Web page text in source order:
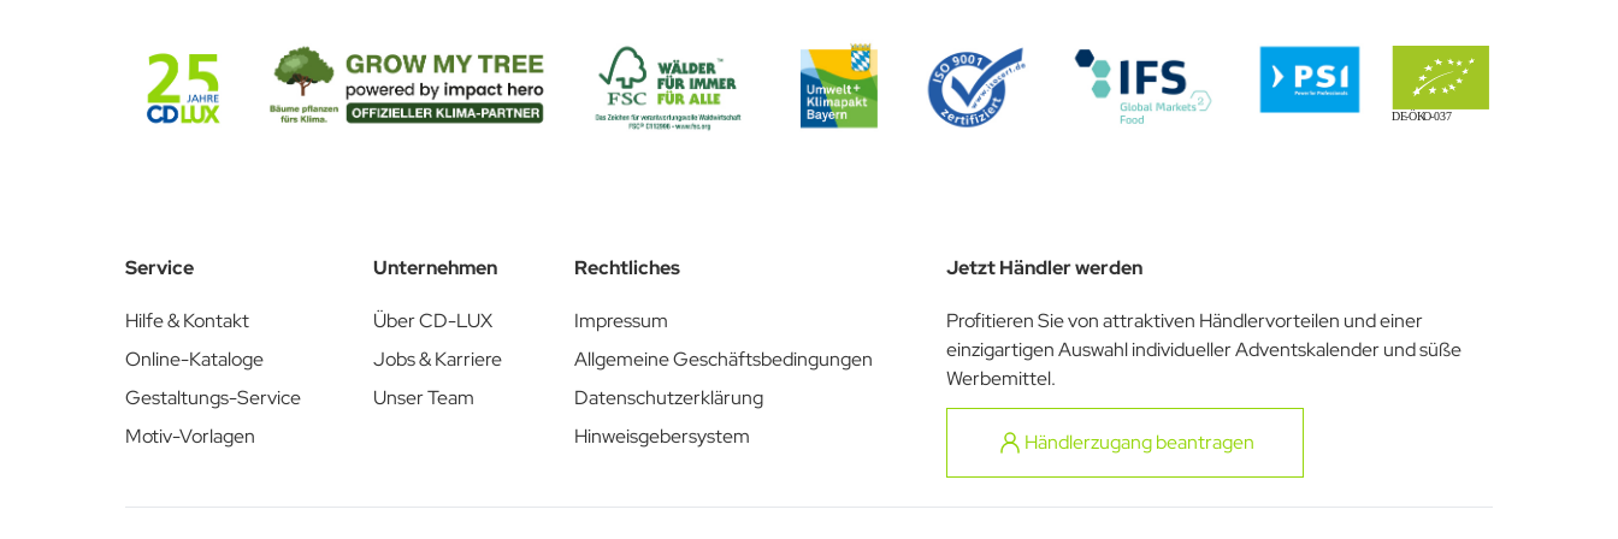
Laden Sie hier die passende Stanzkontur herunter:
Stanzkontur PDF & AI
Service
Hilfe & Kontakt
Online-Kataloge
Gestaltungs-Service
Motiv-Vorlagen
Unternehmen
Über CD-LUX
Jobs & Karriere
Unser Team
Rechtliches
Impressum
Allgemeine Geschäftsbedingungen
Datenschutzerklärung
Hinweisgebersystem
Jetzt Händler werden
Profitieren Sie von attraktiven Händlervorteilen und einer
einzigartigen Auswahl individueller Adventskalender und süße
Werbemittel.
Händlerzugang beantragen